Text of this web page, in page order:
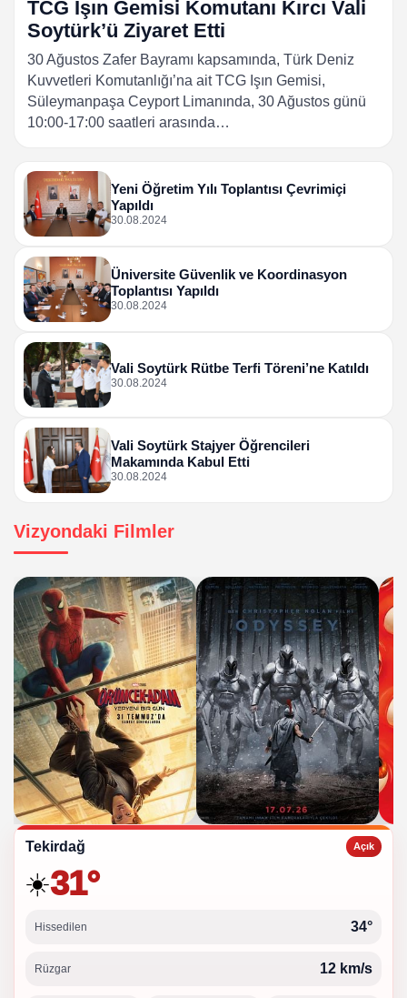
TCG Işın Gemisi Komutanı Kırcı Vali
Soytürk’ü Ziyaret Etti
30 Ağustos Zafer Bayramı kapsamında, Türk Deniz
Kuvvetleri Komutanlığı’na ait TCG Işın Gemisi,
Süleymanpaşa Ceyport Limanında, 30 Ağustos günü
10:00-17:00 saatleri arasında…
Yeni Öğretim Yılı Toplantısı Çevrimiçi
Yapıldı
30.08.2024
Üniversite Güvenlik ve Koordinasyon
Toplantısı Yapıldı
30.08.2024
Vali Soytürk Rütbe Terfi Töreni’ne Katıldı
30.08.2024
Vali Soytürk Stajyer Öğrencileri
Makamında Kabul Etti
30.08.2024
Vizyondaki Filmler
Tekirdağ Açık
☀️31°
Hissedilen 34°
Rüzgar 12 km/s